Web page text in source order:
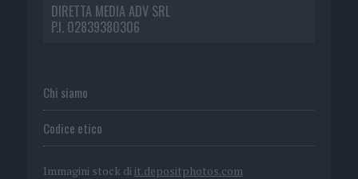
DIRETTA MEDIA ADV SRL
P.I. 02839380306
Chi siamo
Codice etico
Immagini stock di it.depositphotos.com